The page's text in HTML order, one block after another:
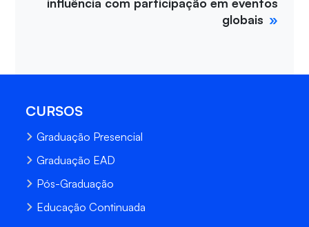
globais
CURSOS
Graduação Presencial
Graduação EAD
Pós-Graduação
Educação Continuada